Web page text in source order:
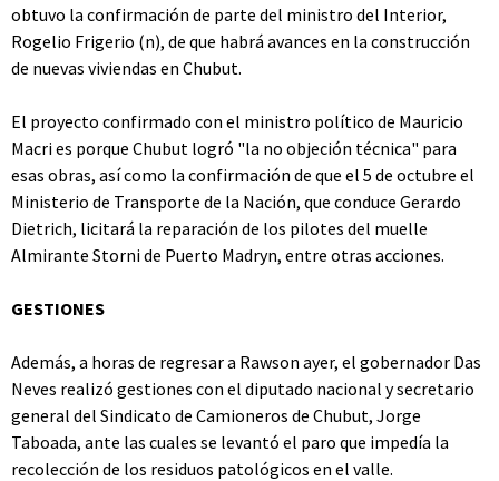
obtuvo la confirmación de parte del ministro del Interior,
Rogelio Frigerio (n), de que habrá avances en la construcción
de nuevas viviendas en Chubut.
El proyecto confirmado con el ministro político de Mauricio
Macri es porque Chubut logró "la no objeción técnica" para
esas obras, así como la confirmación de que el 5 de octubre el
Ministerio de Transporte de la Nación, que conduce Gerardo
Dietrich, licitará la reparación de los pilotes del muelle
Almirante Storni de Puerto Madryn, entre otras acciones.
GESTIONES
Además, a horas de regresar a Rawson ayer, el gobernador Das
Neves realizó gestiones con el diputado nacional y secretario
general del Sindicato de Camioneros de Chubut, Jorge
Taboada, ante las cuales se levantó el paro que impedía la
recolección de los residuos patológicos en el valle.